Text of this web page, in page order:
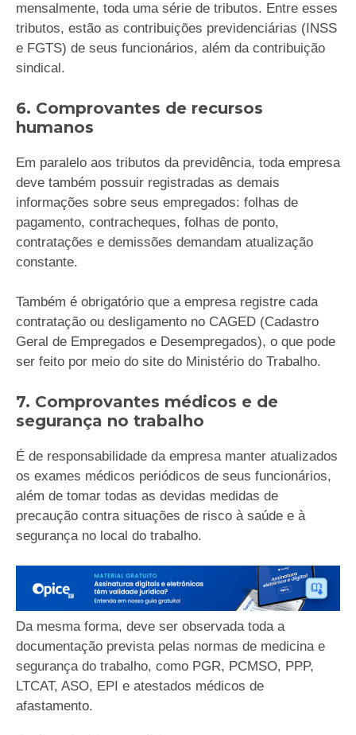
mensalmente, toda uma série de tributos. Entre esses
tributos, estão as contribuições previdenciárias (INSS
e FGTS) de seus funcionários, além da contribuição
sindical.
6. Comprovantes de recursos
humanos
Em paralelo aos tributos da previdência, toda empresa
deve também possuir registradas as demais
informações sobre seus empregados: folhas de
pagamento, contracheques, folhas de ponto,
contratações e demissões demandam atualização
constante.
Também é obrigatório que a empresa registre cada
contratação ou desligamento no CAGED (Cadastro
Geral de Empregados e Desempregados), o que pode
ser feito por meio do site do Ministério do Trabalho.
7. Comprovantes médicos e de
segurança no trabalho
É de responsabilidade da empresa manter atualizados
os exames médicos periódicos de seus funcionários,
além de tomar todas as devidas medidas de
precaução contra situações de risco à saúde e à
segurança no local do trabalho.
Da mesma forma, deve ser observada toda a
documentação prevista pelas normas de medicina e
segurança do trabalho, como PGR, PCMSO, PPP,
LTCAT, ASO, EPI e atestados médicos de
afastamento.